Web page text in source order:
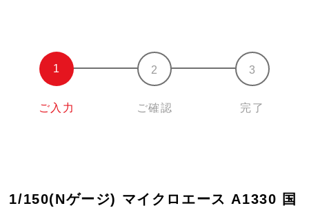
ご入力 ご確認 完了
1/150(Nゲージ) マイクロエース A1330 国